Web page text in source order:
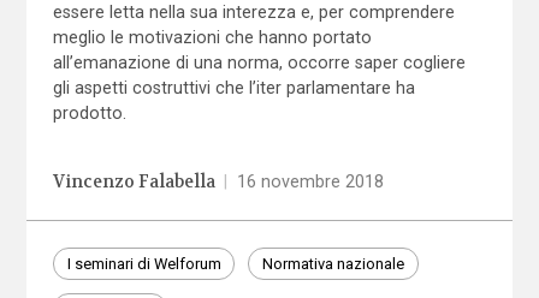
essere letta nella sua interezza e, per comprendere
meglio le motivazioni che hanno portato
all’emanazione di una norma, occorre saper cogliere
gli aspetti costruttivi che l’iter parlamentare ha
prodotto.
Vincenzo Falabella 16 novembre 2018
I seminari di Welforum Normativa nazionale